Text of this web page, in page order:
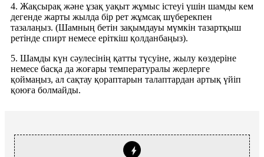
4. Жақсырақ және ұзақ уақыт жұмыс істеуі үшін шамды кем
дегенде жарты жылда бір рет жұмсақ шүберекпен
тазалаңыз. (Шамның бетін зақымдауы мүмкін тазартқыш
ретінде спирт немесе еріткіш қолданбаңыз).
5. Шамды күн сәулесінің қатты түсуіне, жылу көздеріне
немесе басқа да жоғары температуралы жерлерге
қоймаңыз, ал сақтау қораптарын талаптардан артық үйіп
қоюға болмайды.